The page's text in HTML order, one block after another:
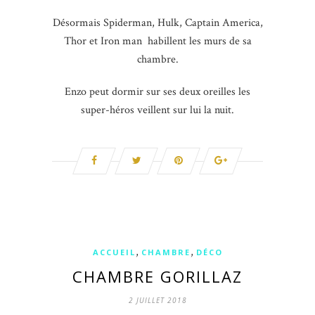
Désormais Spiderman, Hulk, Captain America,
Thor et Iron man habillent les murs de sa
chambre.
Enzo peut dormir sur ses deux oreilles les
super-héros veillent sur lui la nuit.
ACCUEIL , CHAMBRE , DÉCO
CHAMBRE GORILLAZ
2 JUILLET 2018